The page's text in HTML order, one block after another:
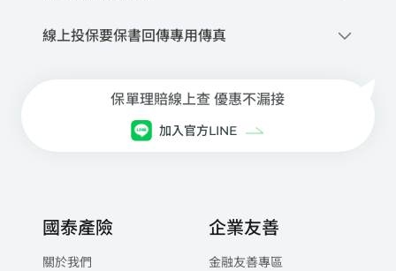
商品、投保與理賠等諮詢服務
每日21:00~翌日08:30(委外專人服務)
網路電話注意事項與設定下載
線上申請道路救援
+886-2-2755-1258
線上投保要保書回傳專用傳真
保單理賠線上查 優惠不漏接
加入官方LINE
國泰產險
關於我們
企業友善
金融友善專區